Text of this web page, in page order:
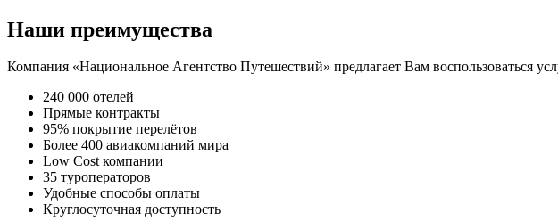
Наши преимущества
Компания «Национальное Агентство Путешествий» предлагает Вам воспользоваться
240 000 отелей
Прямые контракты
95% покрытие перелётов
Более 400 авиакомпаний мира
Low Cost компании
35 туроператоров
Удобные способы оплаты
Круглосуточная доступность